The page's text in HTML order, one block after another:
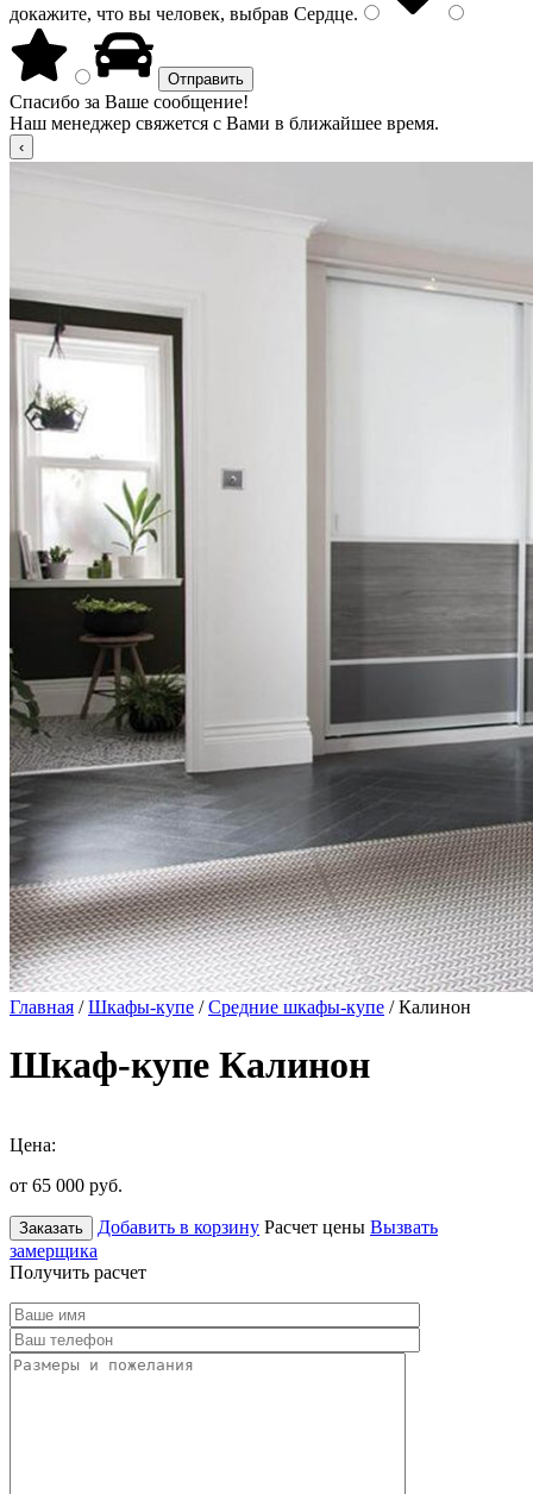
докажите, что вы человек, выбрав Сердце.
Спасибо за Ваше сообщение!
Наш менеджер свяжется с Вами в ближайшее время.
Главная /Шкафы-купе /Средние шкафы-купе / Калинон
Шкаф-купе Калинон
Цена:
от 65 000 руб.
Заказать Добавить в корзину Расчет цены Вызвать
замерщика
Получить расчет